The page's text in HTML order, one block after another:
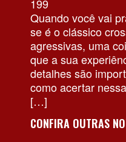
199
Quando você vai
se é o clássico
agressivas, uma
que a sua
detalhes são
como acertar
[…]
CONFIRA OUTRAS